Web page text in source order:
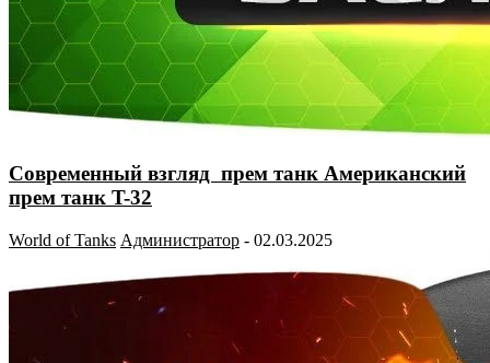
Современный взгляд прем танк Американский
прем танк T-32
World of Tanks Администратор - 02.03.2025